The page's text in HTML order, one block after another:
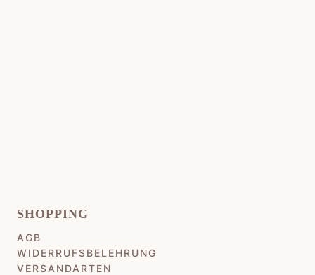
SHOPPING
AGB
WIDERRUFSBELEHRUNG
VERSANDARTEN